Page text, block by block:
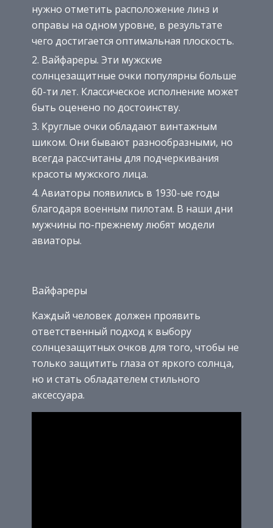
нужно отметить расположение линз и
оправы на одном уровне, в результате
чего достигается оптимальная плоскость.
Вайфареры. Эти мужские
солнцезащитные очки популярны больше
60-ти лет. Классическое исполнение может
быть оценено по достоинству.
Круглые очки обладают винтажным
шиком. Они бывают разнообразными, но
всегда рассчитаны для подчеркивания
красоты мужского лица.
Авиаторы появились в 1930-ые годы
благодаря военным пилотам. В наши дни
мужчины по-прежнему любят модели
авиаторы.
Вайфареры
Каждый человек должен проявить
ответственный подход к выбору
солнцезащитных очков для того, чтобы не
только защитить глаза от яркого солнца,
но и стать обладателем стильного
аксессуара.